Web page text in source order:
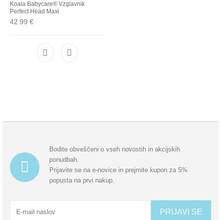
Koala Babycare® Vzglavnik
Perfect Head Maxi
42.99 €
Bodite obveščeni o vseh novostih in akcijskih
ponudbah.
Prijavite se na e-novice in prejmite kupon za 5%
popusta na prvi nakup.
PRIJAVI SE